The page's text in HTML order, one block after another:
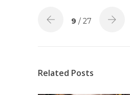
9 / 27
Related Posts